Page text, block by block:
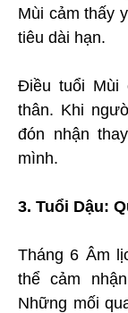
Mùi cảm thấy
tiêu dài hạn.
Điều tuổi Mùi
thân. Khi
đón nhận
mình.
3. Tuổi Dậu:
Tháng 6 Âm
thể cảm
Những mối